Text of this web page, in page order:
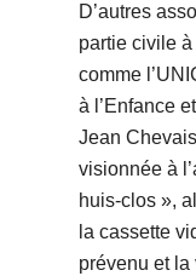
D’autres
partie civile à
comme
à l’Enfance
Jean
visionnée à
huis-clos »,
la cassette
prévenu et la